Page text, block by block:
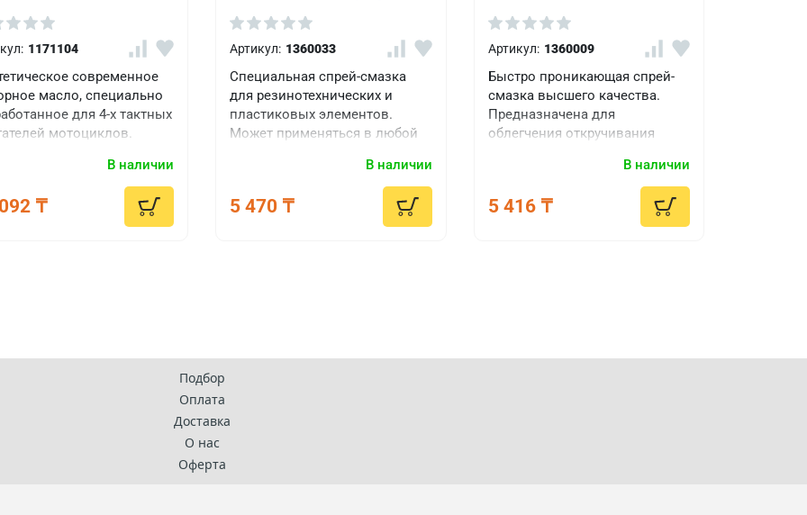
1171104
современное
масло, специально
для 4-х тактных
мотоциклов.
Является новойВ наличии
₸
Артикул: 1360033
Специальная спрей-смазка
для резинотехнических и
пластиковых элементов.
Может применяться в любой
смазка резиновых деталей.
В наличии
5 470 ₸
Артикул: 1360009
Быстро проникающая спрей-
смазка высшего качества.
Предназначена для
облегчения откручивания
В наличии
5 416 ₸
Подбор
Оплата
Доставка
О нас
Оферта